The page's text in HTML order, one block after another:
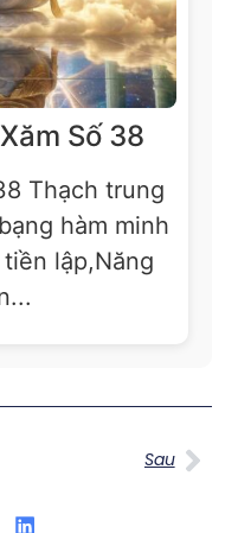
Số 38
Thạch trung
hàm minh
lập,Năng
Sau